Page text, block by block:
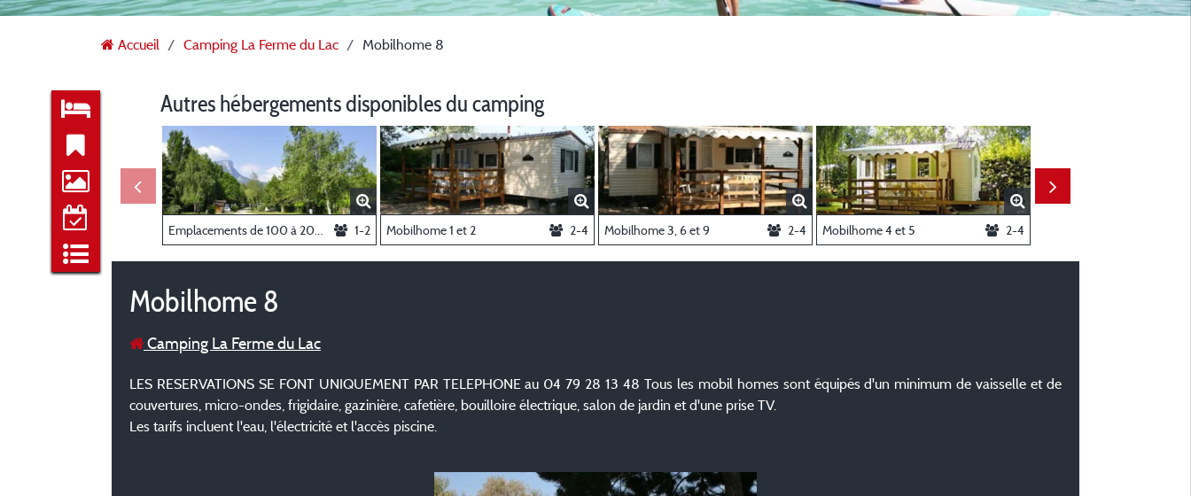
Accueil Camping La Ferme du Lac Mobilhome 8
Autres hébergements disponibles du camping
1-2 Mobilhome 1 et 2 2-4 Mobilhome 3, 6 et 9 2-4 Mobilhome 4 et 5 2-4
Mobilhome 8
Camping La Ferme du Lac
LES RESERVATIONS SE FONT UNIQUEMENT PAR TELEPHONE au 04 79 28 13 48 Tous les mobil homes sont équipés d'un minimum de vaisselle et de
couvertures, micro-ondes, frigidaire, gazinière, cafetière, bouilloire électrique, salon de jardin et d'une prise TV.
Les tarifs incluent l'eau, l'électricité et l'accès piscine.